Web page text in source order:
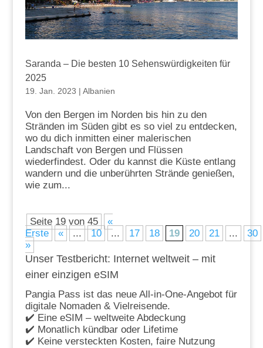
Saranda – Die besten 10 Sehenswürdigkeiten für
2025
19. Jan. 2023 | Albanien
Von den Bergen im Norden bis hin zu den
Stränden im Süden gibt es so viel zu entdecken,
wo du dich inmitten einer malerischen
Landschaft von Bergen und Flüssen
wiederfindest. Oder du kannst die Küste entlang
wandern und die unberührten Strände genießen,
wie zum...
Seite 19 von 45
«
Erste
« ... 10 ... 17 18 19 20 21 ...
30
»
Unser Testbericht: Internet weltweit – mit
einer einzigen eSIM
Pangia Pass ist das neue All-in-One-Angebot für
digitale Nomaden & Vielreisende.
✔️ Eine eSIM – weltweite Abdeckung
✔️ Monatlich kündbar oder Lifetime
✔️ Keine versteckten Kosten, faire Nutzung